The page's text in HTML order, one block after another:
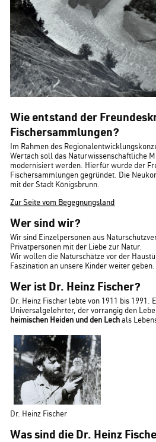
Wie entstand der
Fischersammlungen?
Im Rahmen des
Wertach soll das Naturwissenschaftliche
modernisiert werden. Hierfür wurde der
Fischersammlungen gegründet. Die
mit der Stadt Königsbrunn.
Zur Seite vom Begegnungsland
Wer sind wir?
Wir sind Einzelpersonen aus
Privatpersonen mit der Liebe zur Natur.
Wir wollen die Naturschätze vor der
Faszination an unsere Kinder weiter geben.
Wer ist Dr. Heinz Fischer?
Dr. Heinz Fischer lebte von 1911 bis 1991.
Universalgelehrter, der vorrangig den
heimischen Heiden und den Lechals
Dr. Heinz Fischer
Was sind die Dr. Heinz